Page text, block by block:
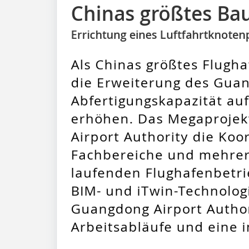
Chinas größtes
Errichtung eines
Als Chinas größtes
die Erweiterung des
Abfertigungskapazität
erhöhen. Das
Airport Authority die
Fachbereiche und
laufenden
BIM- und iTwin-
Guangdong Airport
Arbeitsabläufe und eine